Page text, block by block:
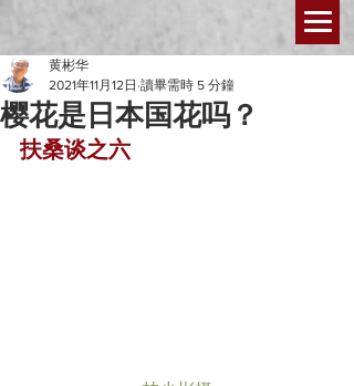
樱花是日本国花吗？
黄彬华
2021年11月12日 讀畢需時 5 分鐘
扶桑谈之六